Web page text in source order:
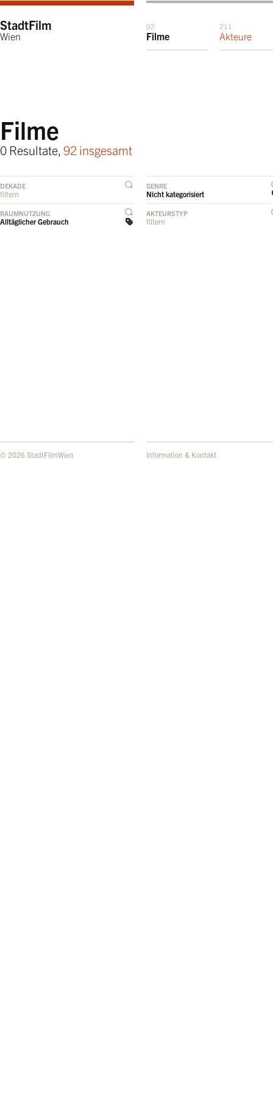
StadtFilm
Wien
92
Filme
211
Akteure
Filme
0 Resultate, 92 insgesamt
DEKADE
filtern
GENRE
Nicht kategorisiert
RAUMNUTZUNG
Alltäglicher Gebrauch
AKTEURSTYP
filtern
© 2026 StadtFilmWien Information & Kontakt